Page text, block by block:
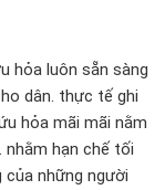
hỏa luôn sẵn sàng
dân. thực tế ghi
hỏa mãi mãi nằm
hạn chế tối
những người